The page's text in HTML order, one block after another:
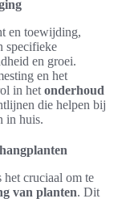
en toewijding,
specifieke
en groei.
en het
in het onderhoud
die helpen bij
in huis.
het cruciaal om te
van planten. Dit